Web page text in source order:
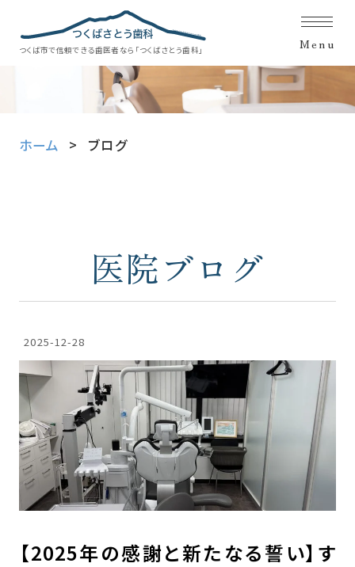
つくば市で信頼できる歯医者なら「つくばさとう歯科」 Menu
ホーム ブログ
医院ブログ
2025-12-28
【2025年の感謝と新たなる誓い】す